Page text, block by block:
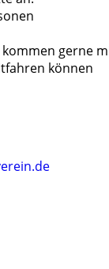
kommen gerne
können